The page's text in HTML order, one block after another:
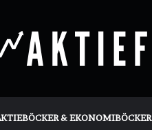
& EKONOMIBÖCKER